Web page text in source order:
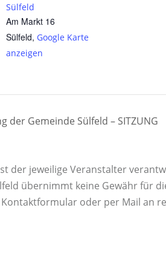
Sülfeld
Am Markt 16
Sülfeld, Google Karte
anzeigen
Gemeinde Sülfeld – SITZUNG
der jeweilige Veranstalter
übernimmt keine Gewähr für
oder per Mail an